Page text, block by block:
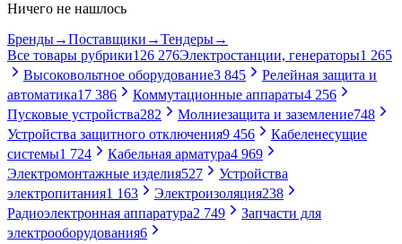
Ничего не нашлось
Бренды→Поставщики →Тендеры→
Все товары рубрики126 276Электростанции, генераторы1 265
Высоковольтное оборудование3 845
Релейная защита и
автоматика17 386 Коммутационные аппараты4 256
Пусковые устройства282 Молниезащита и заземление748
Устройства защитного отключения9 456
Кабеленесущие
системы1 724 Кабельная арматура4 969
Электромонтажные изделия527
Устройства
электропитания1 163 Электроизоляция238
Радиоэлектронная аппаратура2 749
Запчасти для
электрооборудования6